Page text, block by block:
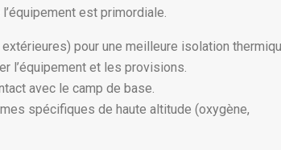
est primordiale.
pour une meilleure isolation
l’équipement et les provisions.
avec le camp de base.
spécifiques de haute altitude (oxygène,